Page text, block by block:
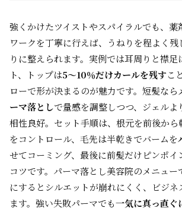
強くかけたツイストやスパイラルでも、薬
ワークを丁寧に行えば、うねりを程よく
りに整えられます。実例では耳周りと襟足
ト、トップは5〜10％だけカールを残すこ
ローで形が決まるのが魅力です。短髪なら
ーマ落としで量感を調整しつつ、ジェルよ
相性良好。セット手順は、根元を前後から
をコントロール、毛先は半乾きでバームを
せてコーミング、最後に前髪だけピンポイ
コツです。パーマ落とし美容院のメニュー
にするとシルエットが崩れにくく、ビジ
ます。強い失敗パーマでも一気に真っ直ぐ